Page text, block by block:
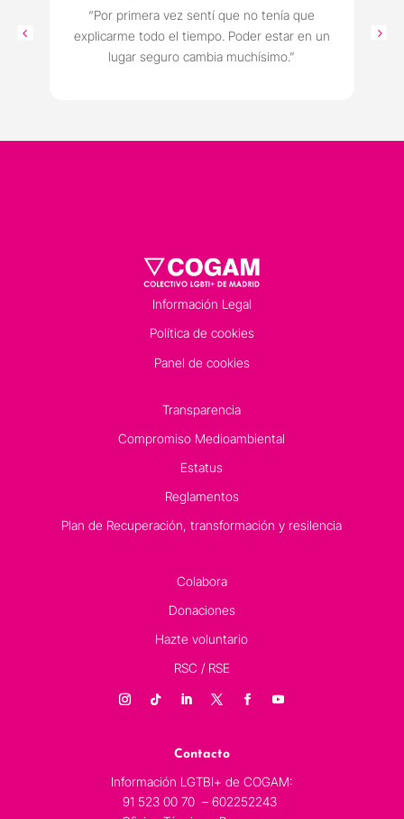
“Por primera vez sentí que no tenía que
explicarme todo el tiempo. Poder estar en un
lugar seguro cambia muchísimo.”
Información Legal
Política de cookies
Panel de cookies
Transparencia
Compromiso Medioambiental
Estatus
Reglamentos
Plan de Recuperación, transformación y resilencia
Colabora
Donaciones
Hazte voluntario
RSC / RSE
Contacto
Información LGTBI+ de COGAM:
91 523 00 70 – 602252243